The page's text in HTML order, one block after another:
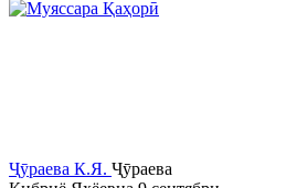
Ҷӯраева К.Я. Ҷӯраева